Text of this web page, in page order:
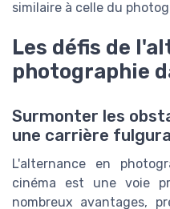
similaire à celle du
Les défis de
photographie
Surmonter les
une carrière
L'alternance en
cinéma est une voie
nombreux avantages,